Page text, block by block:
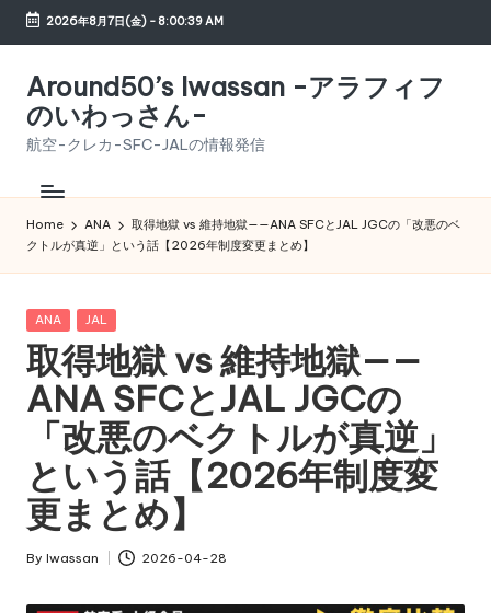
Skip
content
2026年8月7日(金)- 8:00:40 AM
Around50’s Iwassan -アラフィフ
のいわっさん-
航空-クレカ-SFC-JALの情報発信
Home ANA
取得地獄 vs 維持地獄——ANA SFCとJAL JGCの「改悪のベ
クトルが真逆」という話【2026年制度変更まとめ】
Posted
ANA JAL
取得地獄 vs 維持地獄——
ANA SFCとJAL JGCの
「改悪のベクトルが真逆」
という話【2026年制度変
更まとめ】
Posted
By Iwassan 2026-04-28